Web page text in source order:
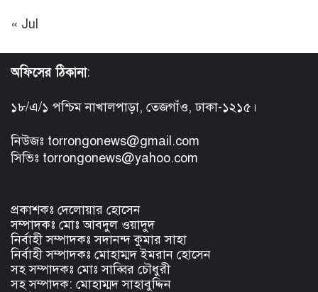
« Jul
অফিসের ঠিকানা:
১৮/এ/১ পশ্চিম নাখালপাড়া, তেজগাঁও, ঢাকা-১২১৫।
নিউজঃ torrongonews@gmail.com
সিভিঃ torrongonews@yahoo.com
প্রকাশকঃ দেলোয়ার হোসেন
সম্পাদকঃ মোঃ আবদুল ওয়াদুদ
নির্বাহী সম্পাদকঃ সদানন্দ কুমার সাহা
নির্বাহী সম্পাদকঃ মোহাম্মদ ইমরান হোসেন
সহ সম্পাদকঃ মোঃ সাব্বির চৌধুরী
সহ সম্পাদক: মোহাম্মদ সাহাবুদ্দিন